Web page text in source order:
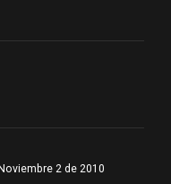
2 de 2010